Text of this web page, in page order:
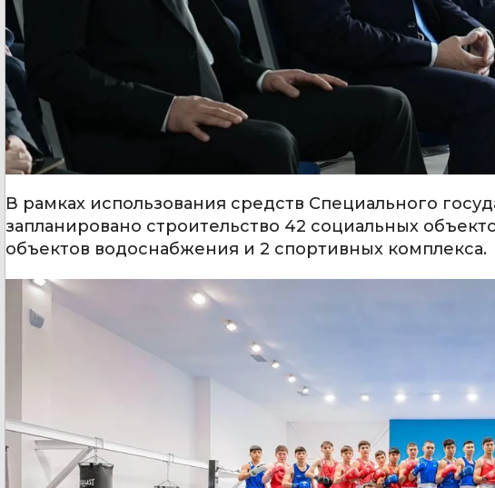
В рамках использования средств Специального
запланировано строительство 42 социальных
объектов водоснабжения и 2 спортивных комплекса.